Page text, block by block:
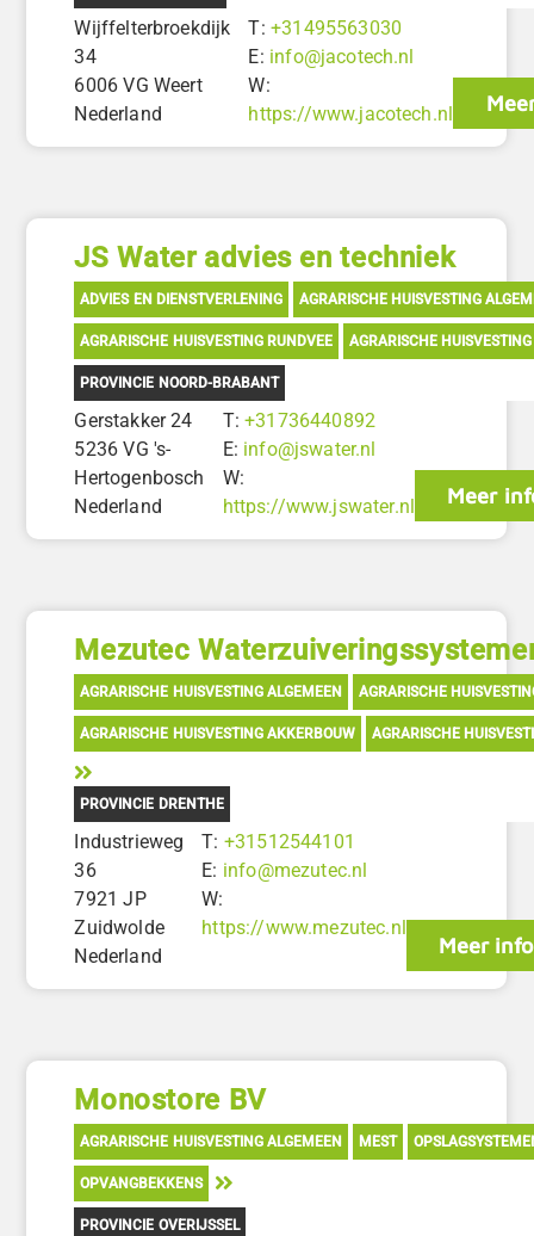
Wijffelterbroekdijk
34
6006 VG Weert
Nederland
T:+31495563030
E: info@jacotech.nl
W:
https://www.jacotech.nl
JS Water advies en techniek
ADVIES EN DIENSTVERLENING AGRARISCHE HUISVESTING
AGRARISCHE HUISVESTING RUNDVEE AGRARISCHE
PROVINCIE NOORD-BRABANT
Gerstakker 24
5236 VG 's-
Hertogenbosch
Nederland
T:+31736440892
E: info@jswater.nl
W:
https://www.jswater.nl
Meer
Mezutec
AGRARISCHE HUISVESTING ALGEMEEN AGRARISCHE
AGRARISCHE HUISVESTING AKKERBOUW AGRARISCHE
PROVINCIE DRENTHE
Industrieweg
36
7921 JP
Zuidwolde
Nederland
T: +31512544101
E: info@mezutec.nl
W:
https://www.mezutec.nl
Meer
Monostore BV
AGRARISCHE HUISVESTING ALGEMEEN MEST
OPVANGBEKKENS
PROVINCIE OVERIJSSEL